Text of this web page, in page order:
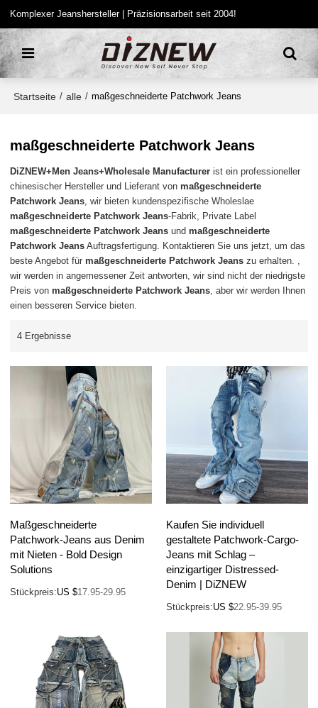
Komplexer Jeanshersteller | Präzisionsarbeit seit 2004!
Startseite / alle / maßgeschneiderte Patchwork Jeans
maßgeschneiderte Patchwork Jeans
DiZNEW+Men Jeans+Wholesale Manufacturer ist ein professioneller
chinesischer Hersteller und Lieferant vonmaßgeschneiderte
Patchwork Jeans, wir bieten kundenspezifische Wholeslae
maßgeschneiderte Patchwork Jeans-Fabrik, Private Label
maßgeschneiderte Patchwork Jeans undmaßgeschneiderte
Patchwork Jeans Auftragsfertigung. Kontaktieren Sie uns jetzt, um das
beste Angebot fürmaßgeschneiderte Patchwork Jeans zu erhalten. ,
wir werden in angemessener Zeit antworten, wir sind nicht der niedrigste
Preis vonmaßgeschneiderte Patchwork Jeans, aber wir werden Ihnen
einen besseren Service bieten.
4 Ergebnisse
Maßgeschneiderte
Patchwork-Jeans aus Denim
mit Nieten - Bold Design
Solutions
Stückpreis:US $17.95-29.95
Kaufen Sie individuell
gestaltete Patchwork-Cargo-
Jeans mit Schlag –
einzigartiger Distressed-
Denim | DiZNEW
Stückpreis:US $22.95-39.95